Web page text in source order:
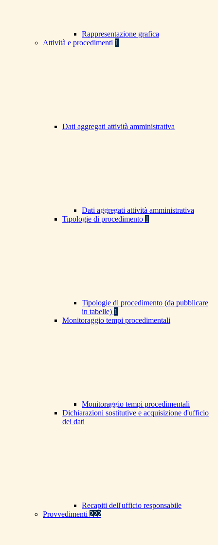
Rappresentazione grafica
Attività e procedimenti 1
Dati aggregati attività amministrativa
Dati aggregati attività amministrativa
Tipologie di procedimento 1
Tipologie di procedimento (da pubblicare
in tabelle) 1
Monitoraggio tempi procedimentali
Monitoraggio tempi procedimentali
Dichiarazioni sostitutive e acquisizione d'ufficio
dei dati
Recapiti dell'ufficio responsabile
Provvedimenti 222